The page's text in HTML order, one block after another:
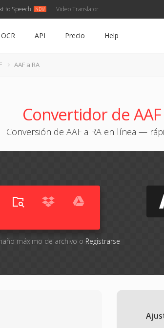
to Speech Video Translator
OCR API Precio Help
AAF a RA
Convertidor de AAF
Conversión de AAF a RA en línea —
máximo de archivo o Registrarse